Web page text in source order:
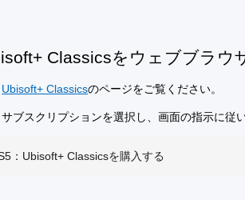
Classicsをウェブブラウ
Ubisoft+ Classicsのページをご覧ください。
サブスクリプションを選択し、画面の指示に従い
：Ubisoft+ Classicsを購入する